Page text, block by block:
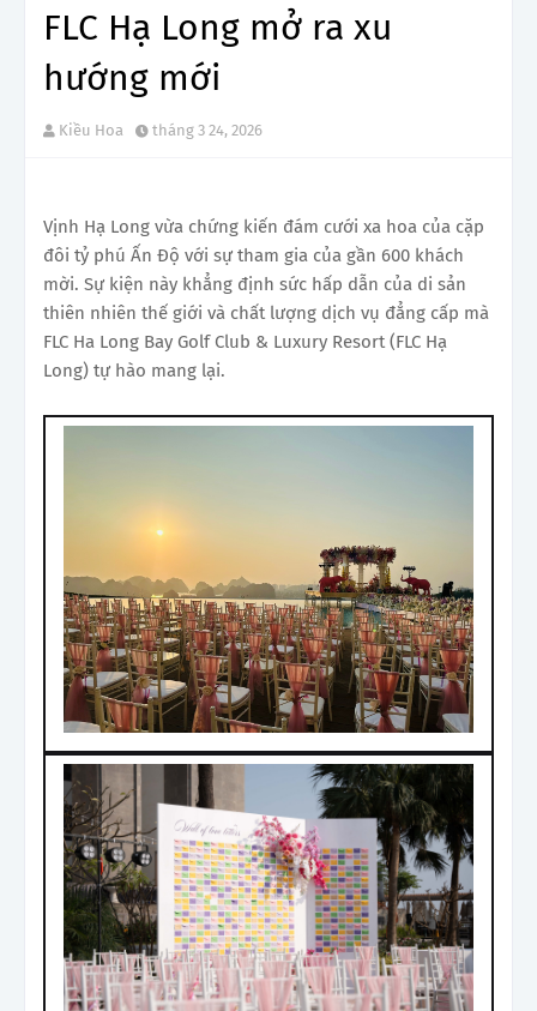
FLC Hạ Long mở ra xu
hướng mới
Kiều Hoa tháng 3 24, 2026
Vịnh Hạ Long vừa chứng kiến đám cưới xa hoa của cặp
đôi tỷ phú Ấn Độ với sự tham gia của gần 600 khách
mời. Sự kiện này khẳng định sức hấp dẫn của di sản
thiên nhiên thế giới và chất lượng dịch vụ đẳng cấp mà
FLC Ha Long Bay Golf Club & Luxury Resort (FLC Hạ
Long) tự hào mang lại.